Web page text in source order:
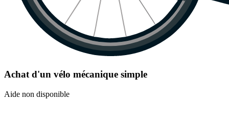
Achat d'un vélo mécanique simple
Aide non disponible